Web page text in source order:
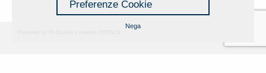
Preferenze Cookie
Nega